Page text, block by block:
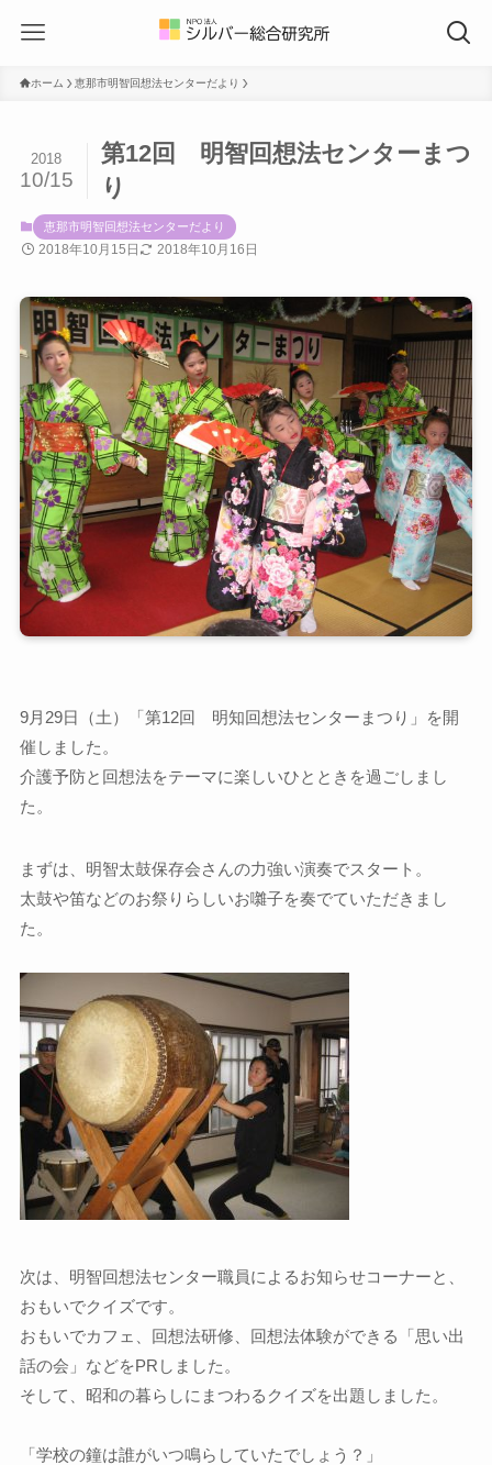
ホーム 恵那市明智回想法センターだより
第12回 明智回想法センターまつ
り
2018
10/15
恵那市明智回想法センターだより
2018年10月15日 2018年10月16日
9月29日（土）「第12回 明知回想法センターまつり」を開
催しました。
介護予防と回想法をテーマに楽しいひとときを過ごしまし
た。
まずは、明智太鼓保存会さんの力強い演奏でスタート。
太鼓や笛などのお祭りらしいお囃子を奏でていただきまし
た。
次は、明智回想法センター職員によるお知らせコーナーと、
おもいでクイズです。
おもいでカフェ、回想法研修、回想法体験ができる「思い出
話の会」などをPRしました。
そして、昭和の暮らしにまつわるクイズを出題しました。
「学校の鐘は誰がいつ鳴らしていたでしょう？」